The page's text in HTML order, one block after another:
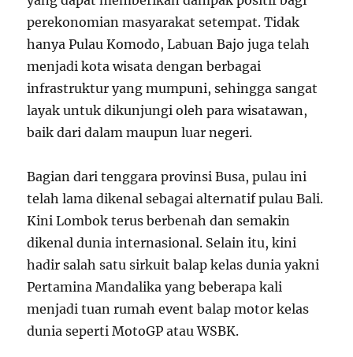
perekonomian masyarakat setempat. Tidak
hanya Pulau Komodo, Labuan Bajo juga telah
menjadi kota wisata dengan berbagai
infrastruktur yang mumpuni, sehingga sangat
layak untuk dikunjungi oleh para wisatawan,
baik dari dalam maupun luar negeri.
Bagian dari tenggara provinsi Busa, pulau ini
telah lama dikenal sebagai alternatif pulau Bali.
Kini Lombok terus berbenah dan semakin
dikenal dunia internasional. Selain itu, kini
hadir salah satu sirkuit balap kelas dunia yakni
Pertamina Mandalika yang beberapa kali
menjadi tuan rumah event balap motor kelas
dunia seperti MotoGP atau WSBK.